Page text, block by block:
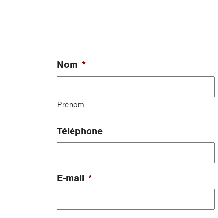
Nom *
Prénom
Téléphone
E-mail *